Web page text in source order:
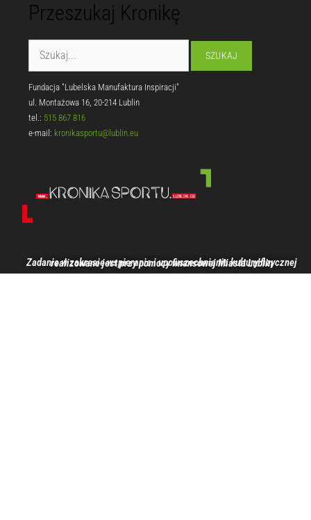
Przeszukaj Kronikę
Fundacja "Lubelska Manufaktura Inspiracji"
ul. Montażowa 16, 20-214 Lublin
tel.: 515 867 816
e-mail: kronikasportu@lublin.eu
Zadanie w zakresie wspierania i upowszechniania kultury fizycznej realizowane jest przy pomocy finansowej Miasta Lublin